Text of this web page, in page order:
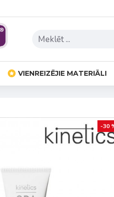
VIENREIZĒJIE MATERIĀLI
-30